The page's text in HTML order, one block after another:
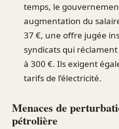
temps, le
augmentation du
37 €, une offre jugée
syndicats qui
à 300 €. Ils exigent
tarifs de l’électricité.
Menaces de
pétrolière